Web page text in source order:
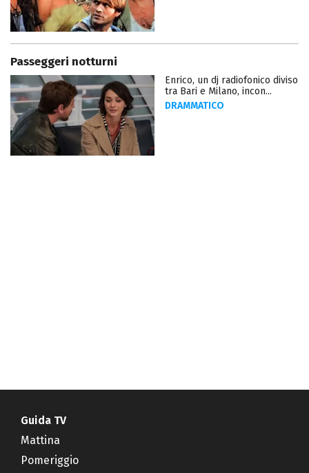
Passeggeri notturni
Enrico, un dj radiofonico diviso
tra Bari e Milano, incon...
DRAMMATICO
Guida TV
Mattina
Pomeriggio